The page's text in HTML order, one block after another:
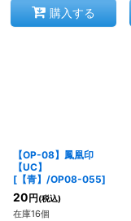
購入する
【OP-08】鳳凰印
【UC】
[ 【青】/OP08-055]
20 円 (税込)
在庫16個